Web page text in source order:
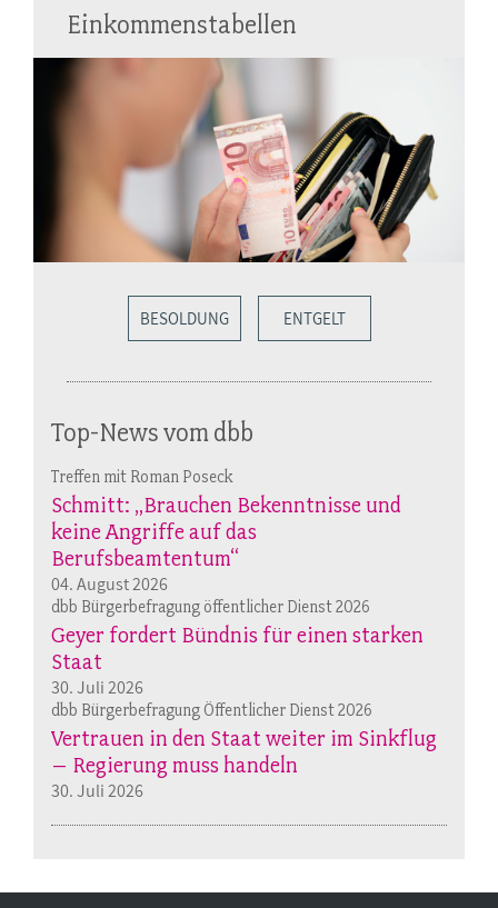
Einkommenstabellen
BESOLDUNG ENTGELT
Top-News vom dbb
Treffen mit Roman Poseck
Schmitt: „Brauchen Bekenntnisse und
keine Angriffe auf das
Berufsbeamtentum“
04. August 2026
dbb Bürgerbefragung öffentlicher Dienst 2026
Geyer fordert Bündnis für einen starken
Staat
30. Juli 2026
dbb Bürgerbefragung Öffentlicher Dienst 2026
Vertrauen in den Staat weiter im Sinkflug
– Regierung muss handeln
30. Juli 2026